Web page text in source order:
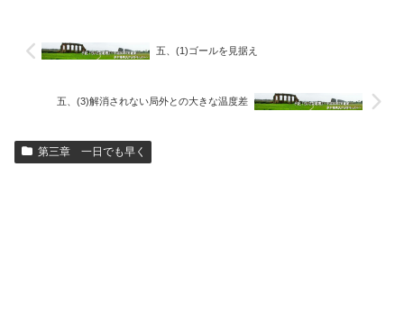
五、(1)ゴールを見据え
五、(3)解消されない局外との大きな温度差
第三章 一日でも早く